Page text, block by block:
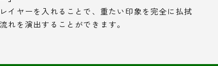
イヤーを入れることで、重たい印象を完全に払拭
れを演出することができます。